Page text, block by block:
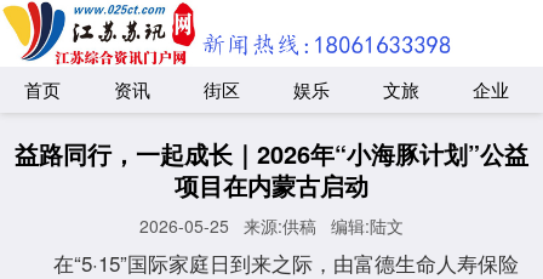
首页 资讯 街区 娱乐 文旅 企业
益路同行，一起成长｜2026年“小海豚计划”公益
项目在内蒙古启动
2026-05-25 来源:供稿 编辑:陆文
在“5·15”国际家庭日到来之际，由富德生命人寿保险